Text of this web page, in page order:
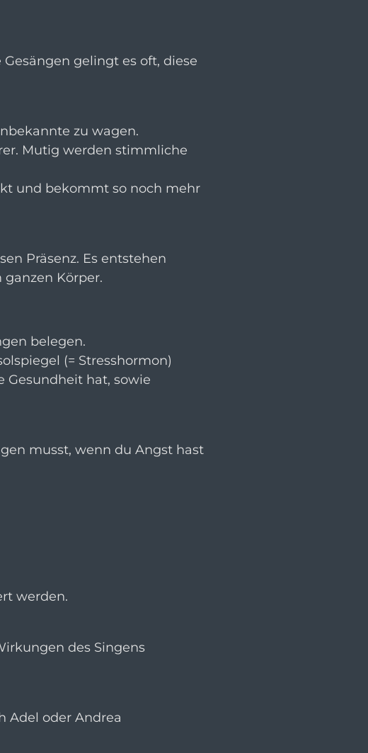
gelingt es oft, diese
zu wagen.
Mutig werden stimmliche
und bekommt so noch mehr
Präsenz. Es entstehen
Körper.
belegen.
(= Stresshormon)
Gesundheit hat, sowie
musst, wenn du Angst hast
werden.
des Singens
Adel oder Andrea